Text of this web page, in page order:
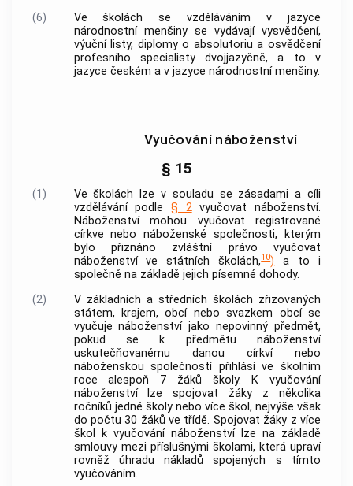
(6)
Ve školách se vzděláváním v jazyce
národnostní menšiny se vydávají vysvědčení,
výuční listy, diplomy o absolutoriu a osvědčení
profesního specialisty dvojjazyčně, a to v
jazyce českém a v jazyce národnostní menšiny.
Vyučování náboženství
§ 15
(1)
Ve školách lze v souladu se zásadami a cíli
vzdělávání podle § 2vyučovat náboženství.
Náboženství mohou vyučovat registrované
církve nebo náboženské společnosti, kterým
bylo přiznáno zvláštní právo vyučovat
náboženství ve státních školách,10) a to i
společně na základě jejich písemné dohody.
(2)
V základních a středních školách zřizovaných
státem, krajem,obcínebo svazkem obcíse
vyučuje náboženství jako nepovinný předmět,
pokud se k předmětu náboženství
uskutečňovanému danou církví nebo
náboženskou společností přihlásí ve školním
roce alespoň 7 žáků školy. K vyučování
náboženství lze spojovat žáky z několika
ročníků jedné školy nebo více škol, nejvýše však
do počtu 30 žáků ve třídě. Spojovat žáky z více
škol k vyučování náboženství lze na základě
smlouvy mezi příslušnými školami, která upraví
rovněž úhradu nákladů spojených s tímto
vyučováním.